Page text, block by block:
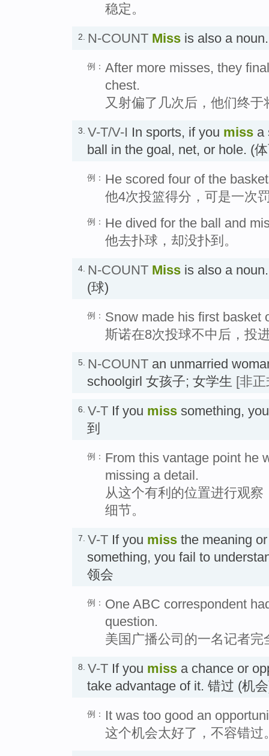
稳定。
2. N-COUNT Miss is also a
例： After more misses, they
chest.
又射偏了几次后，他们终
3. V-T/V-I In sports, if you miss a
ball in the goal, net, or hole. (
例： He scored four of the
他4次投篮得分，可是一次
例： He dived for the ball and
他去扑球，却没扑到。
4. N-COUNT Miss is also a
(球)
例： Snow made his first basket
斯诺在8次投球不中后，投
5. N-COUNT an unmarried
schoolgirl 女孩子; 女学生 [非
6. V-T If you miss something,
到
例： From this vantage point he
missing a detail.
从这个有利的位置进行观
细节。
7. V-T If you miss the meaning
something, you fail to
领会
例： One ABC correspondent
question.
美国广播公司的一名记者
8. V-T If you miss a chance or
take advantage of it. 错过 (机
例：
It was too good an
这个机会太好了，不容错过